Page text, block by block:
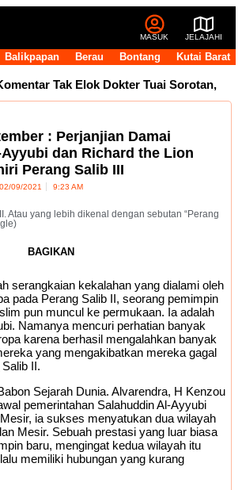
MASUK JELAJAHI
Balikpapan Berau Bontang Kutai Barat
Tak Elok Dokter Tuai Sorotan,
Usai Terpilih Aklamasi, Andi
Pasang Target Golkar Kuasai DPRD
Golkar Samarinda Segera
IA Moeis Tuai Kecaman, Inspektorat
Pendalaman Dana Transfer
Triliun Masih Tertahan, Ruang Fiskal
Kian Terhimpit
: Perjanjian Damai
dan Richard the Lion
Perang Salib III
02/09/2021 9:23 AM
Atau yang lebih dikenal dengan sebutan “Perang
BAGIKAN
serangkaian kekalahan yang dialami oleh
pada Perang Salib II, seorang pemimpin
pun muncul ke permukaan. Ia adalah
Namanya mencuri perhatian banyak
karena berhasil mengalahkan banyak
yang mengakibatkan mereka gagal
II.
Sejarah Dunia. Alvarendra, H Kenzou
pemerintahan Salahuddin Al-Ayyubi
ia sukses menyatukan dua wilayah
Mesir. Sebuah prestasi yang luar biasa
baru, mengingat kedua wilayah itu
memiliki hubungan yang kurang